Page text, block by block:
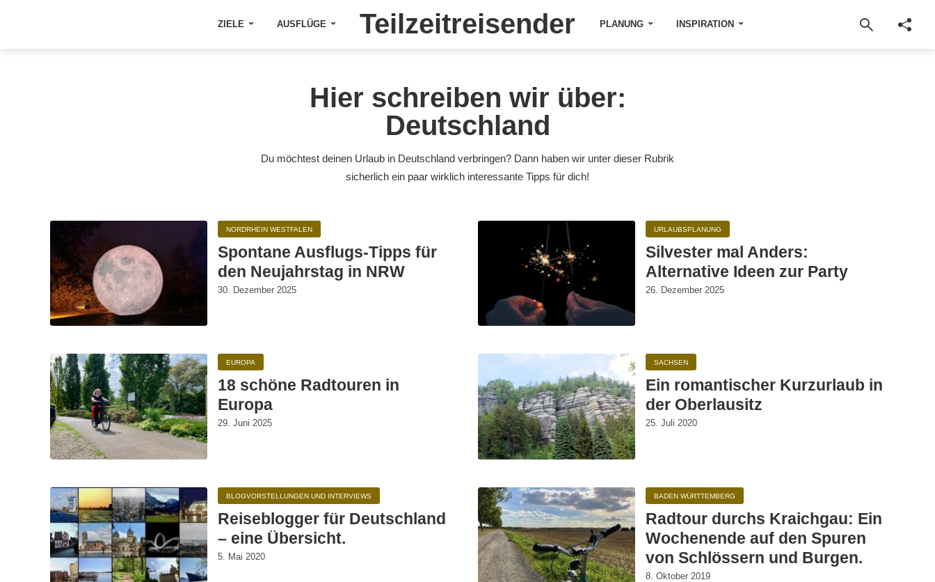
ZIELE AUSFLÜGE Teilzeitreisender PLANUNG INSPIRATION
Hier schreiben wir über:
Deutschland
Du möchtest deinen Urlaub in Deutschland verbringen? Dann haben wir unter dieser Rubrik
sicherlich ein paar wirklich interessante Tipps für dich!
NORDRHEIN WESTFALEN
Spontane Ausflugs-Tipps für
den Neujahrstag in NRW
30. Dezember 2025
URLAUBSPLANUNG
Silvester mal Anders:
Alternative Ideen zur Party
26. Dezember 2025
EUROPA
18 schöne Radtouren in
Europa
29. Juni 2025
SACHSEN
Ein romantischer Kurzurlaub in
der Oberlausitz
25. Juli 2020
BLOGVORSTELLUNGEN UND INTERVIEWS
Reiseblogger für Deutschland
– eine Übersicht.
5. Mai 2020
BADEN WÜRTTEMBERG
Radtour durchs Kraichgau: Ein
Wochenende auf den Spuren
von Schlössern und Burgen.
8. Oktober 2019